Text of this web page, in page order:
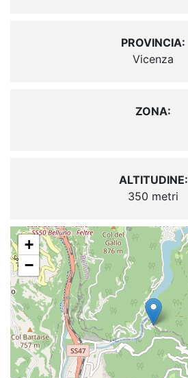
PROVINCIA:
Vicenza
ZONA:
ALTITUDINE:
350 metri
+
−